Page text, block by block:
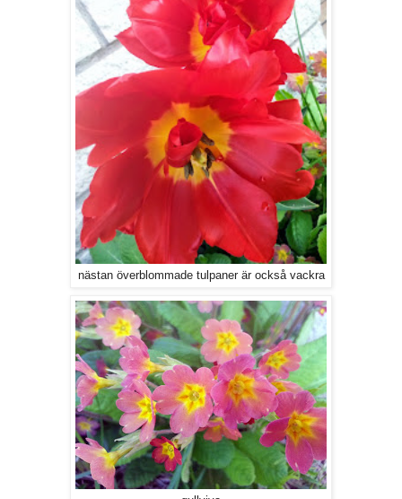
nästan överblommade tulpaner är också vackra